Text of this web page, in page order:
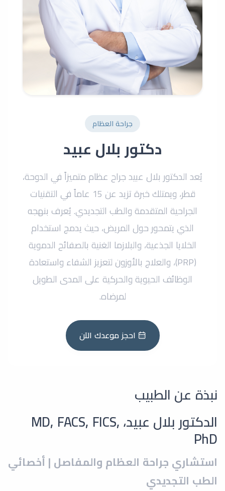
جراحة العظام
دكتور بلال عبيد
يُعد الدكتور بلال عبيد جراح عظام متميزاً في الدوحة،
قطر، ويمتلك خبرة تزيد عن 15 عاماً في التقنيات
الجراحية المتقدمة والطب التجديدي. يُعرف بنهجه
الذي يتمحور حول المريض، حيث يدمج استخدام
الخلايا الجذعية، والبلازما الغنية بالصفائح الدموية
(PRP)، والعلاج بالأوزون لتعزيز الشفاء واستعادة
الوظائف الحيوية والحركية على المدى الطويل
لمرضاه.
احجز موعدك الآن
نبذة عن الطبيب
الدكتور بلال عبيد، MD, FACS, FICS,
PhD
استشاري جراحة العظام والمفاصل | أخصائي
الطب التجديدي